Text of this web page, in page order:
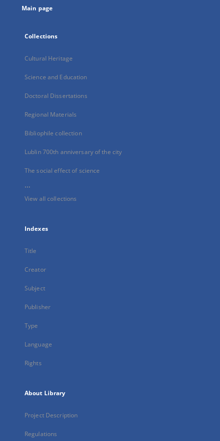
Main page
Collections
Cultural Heritage
Science and Education
Doctoral Dissertations
Regional Materials
Bibliophile collection
Lublin 700th anniversary of the city
The social effect of science
...
View all collections
Indexes
Title
Creator
Subject
Publisher
Type
Language
Rights
About Library
Project Description
Regulations